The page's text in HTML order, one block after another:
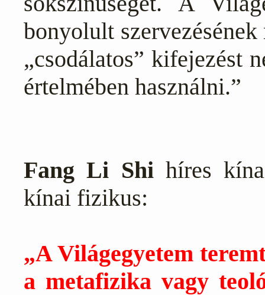
bonyolult
„csodálatos” kifejezést
értelmében használni.”
Fang Li Shihíres
kínai fizikus:
„A Világegyetem
a metafizika vagy